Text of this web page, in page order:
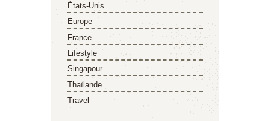
États-Unis
Europe
France
Lifestyle
Singapour
Thaïlande
Travel